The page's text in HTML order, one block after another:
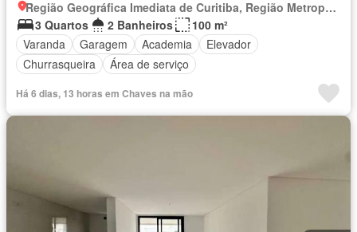
Região Geográfica Imediata de Curitiba, Região Metropolitana de Curitiba
3 Quartos
2 Banheiros
100 m²
Varanda
Garagem Academia
Elevador
Churrasqueira
Área de serviço
Há 6 dias, 13 horas em Chaves na mão